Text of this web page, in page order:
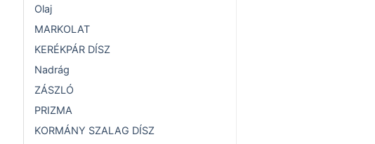
Olaj
MARKOLAT
KERÉKPÁR DÍSZ
Nadrág
ZÁSZLÓ
PRIZMA
KORMÁNY SZALAG DÍSZ